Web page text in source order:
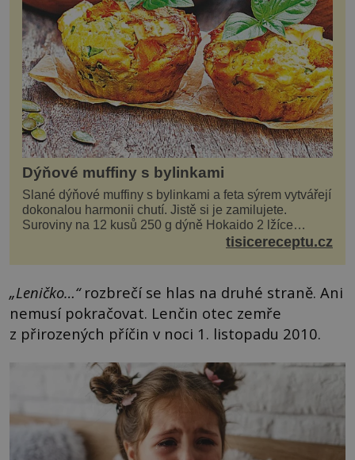
Dýňové muffiny s bylinkami
Slané dýňové muffiny s bylinkami a feta sýrem vytvářejí
dokonalou harmonii chutí. Jistě si je zamilujete.
Suroviny na 12 kusů 250 g dýně Hokaido 2 lžíce
olivového oleje sůl, pepř hrst nasekaných špen...
tisicereceptu.cz
„Leničko…“ rozbrečí se hlas na druhé straně. Ani
nemusí pokračovat. Lenčin otec zemře
z přirozených příčin v noci 1. listopadu 2010.